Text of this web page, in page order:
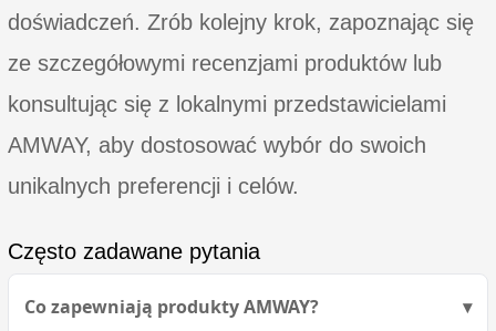
doświadczeń. Zrób kolejny krok, zapoznając się
ze szczegółowymi recenzjami produktów lub
konsultując się z lokalnymi przedstawicielami
AMWAY, aby dostosować wybór do swoich
unikalnych preferencji i celów.
Często zadawane pytania
Co zapewniają produkty AMWAY?